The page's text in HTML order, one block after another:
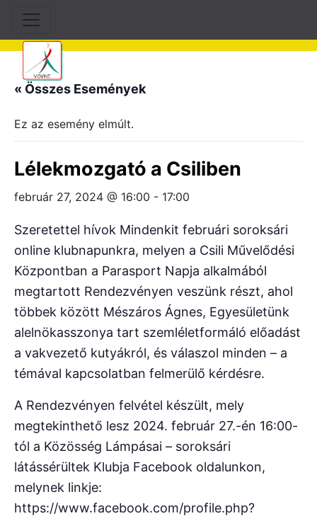
« Összes Események
Ez az esemény elmúlt.
Lélekmozgató a Csiliben
február 27, 2024 @ 16:00 - 17:00
Szeretettel hívok Mindenkit februári soroksári
online klubnapunkra, melyen a Csili Művelődési
Központban a Parasport Napja alkalmából
megtartott Rendezvényen veszünk részt, ahol
többek között Mészáros Ágnes, Egyesületünk
alelnökasszonya tart szemléletformáló előadást
a vakvezető kutyákról, és válaszol minden – a
témával kapcsolatban felmerülő kérdésre.
A Rendezvényen felvétel készült, mely
megtekinthető lesz 2024. február 27.-én 16:00-
tól a Közösség Lámpásai – soroksári
látássérültek Klubja Facebook oldalunkon,
melynek linkje:
https://www.facebook.com/profile.php?